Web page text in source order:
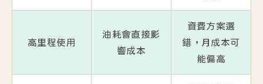
高里程使用
油耗會直接影
響成本
資費方案選
錯，月成本可
能偏高